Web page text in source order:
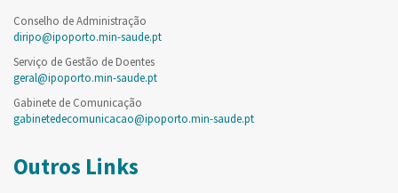
Conselho de Administração
diripo@ipoporto.min-saude.pt
Serviço de Gestão de Doentes
geral@ipoporto.min-saude.pt
Gabinete de Comunicação
gabinetedecomunicacao@ipoporto.min-saude.pt
Outros Links